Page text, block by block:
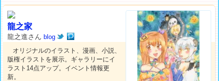
龍之家
龍之進さんblog
オリジナルのイラスト、漫画、小説、
版権イラストを展示。ギャラリーにイ
ラスト14点アップ。イベント情報更
新。